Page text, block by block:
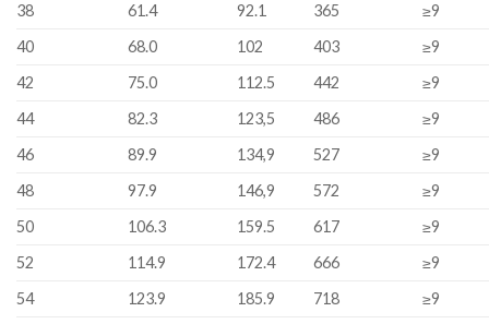
38
61.4 92.1 365
≥9
40
68.0 102 403
≥9
42
75.0 112.5 442
≥9
44
82.3 123,5 486
≥9
46
89.9 134,9 527
≥9
48
97.9 146,9 572
≥9
50
106.3 159.5 617
≥9
52
114.9 172.4 666
≥9
54
123.9 185.9 718
≥9